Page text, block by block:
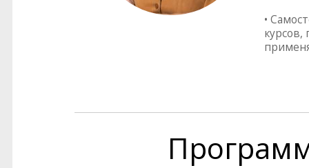
•
курсов,